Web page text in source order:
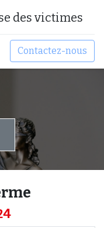
des victimes
Contactez-nous